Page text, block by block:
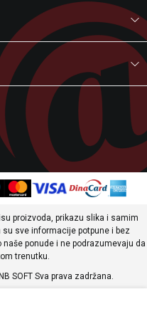
proizvoda, prikazu slika i samim
sve informacije potpune i bez
ponude i ne podrazumevaju da
trenutku.
NB SOFT Sva prava zadržana.